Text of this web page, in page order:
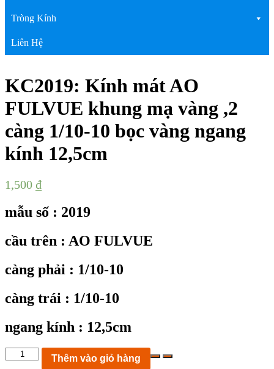
Tròng Kính
Liên Hệ
KC2019: Kính mát AO
FULVUE khung mạ vàng ,2
càng 1/10-10 bọc vàng ngang
kính 12,5cm
1,500 ₫
mẫu số : 2019
cầu trên : AO FULVUE
càng phải : 1/10-10
càng trái : 1/10-10
ngang kính : 12,5cm
KC2019:
Kính
Thêm vào giỏ hàng